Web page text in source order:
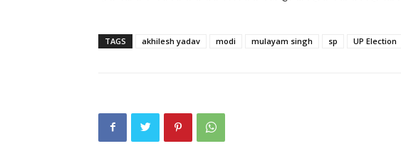
TAGS akhilesh yadav modi mulayam singh sp UP Election